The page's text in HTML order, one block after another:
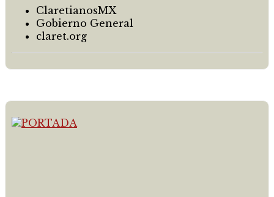
ClaretianosMX
Gobierno General
claret.org